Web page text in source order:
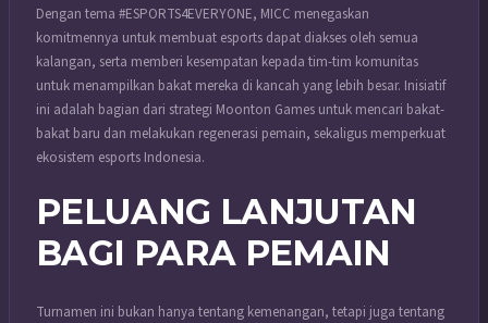
Dengan tema #ESPORTS4EVERYONE, MICC menegaskan
komitmennya untuk membuat esports dapat diakses oleh semua
kalangan, serta memberi kesempatan kepada tim-tim komunitas
untuk menampilkan bakat mereka di kancah yang lebih besar. Inisiatif
ini adalah bagian dari strategi Moonton Games untuk mencari bakat-
bakat baru dan melakukan regenerasi pemain, sekaligus memperkuat
ekosistem esports Indonesia.
PELUANG LANJUTAN
BAGI PARA PEMAIN
Turnamen ini bukan hanya tentang kemenangan, tetapi juga tentang